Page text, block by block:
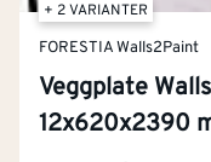
+ 2 VARIANTER
FORESTIA Walls2Paint
Veggplate
12x620x2390
Kontakt oss
Om Montér